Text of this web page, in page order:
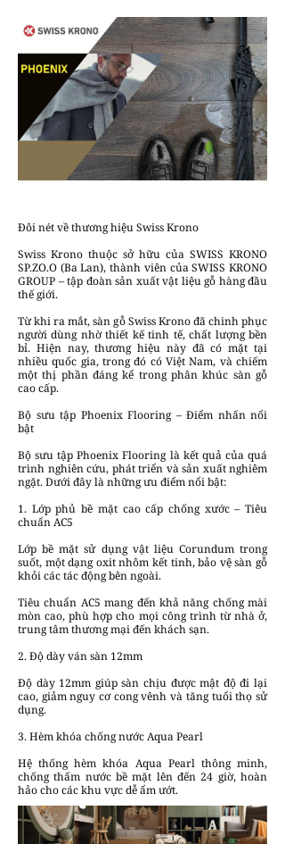
Đôi nét về thương hiệu Swiss Krono
Swiss Krono thuộc sở hữu của SWISS KRONO
SP.ZO.O (Ba Lan), thành viên của SWISS KRONO
GROUP – tập đoàn sản xuất vật liệu gỗ hàng đầu
thế giới.
Từ khi ra mắt, sàn gỗ Swiss Krono đã chinh phục
người dùng nhờ thiết kế tinh tế, chất lượng bền
bỉ. Hiện nay, thương hiệu này đã có mặt tại
nhiều quốc gia, trong đó có Việt Nam, và chiếm
một thị phần đáng kể trong phân khúc sàn gỗ
cao cấp.
Bộ sưu tập Phoenix Flooring – Điểm nhấn nổi
bật
Bộ sưu tập Phoenix Flooring là kết quả của quá
trình nghiên cứu, phát triển và sản xuất nghiêm
ngặt. Dưới đây là những ưu điểm nổi bật:
1. Lớp phủ bề mặt cao cấp chống xước – Tiêu
chuẩn AC5
Lớp bề mặt sử dụng vật liệu Corundum trong
suốt, một dạng oxit nhôm kết tinh, bảo vệ sàn gỗ
khỏi các tác động bên ngoài.
Tiêu chuẩn AC5 mang đến khả năng chống mài
mòn cao, phù hợp cho mọi công trình từ nhà ở,
trung tâm thương mại đến khách sạn.
2. Độ dày ván sàn 12mm
Độ dày 12mm giúp sàn chịu được mật độ đi lại
cao, giảm nguy cơ cong vênh và tăng tuổi thọ sử
dụng.
3. Hèm khóa chống nước Aqua Pearl
Hệ thống hèm khóa Aqua Pearl thông minh,
chống thấm nước bề mặt lên đến 24 giờ, hoàn
hảo cho các khu vực dễ ẩm ướt.